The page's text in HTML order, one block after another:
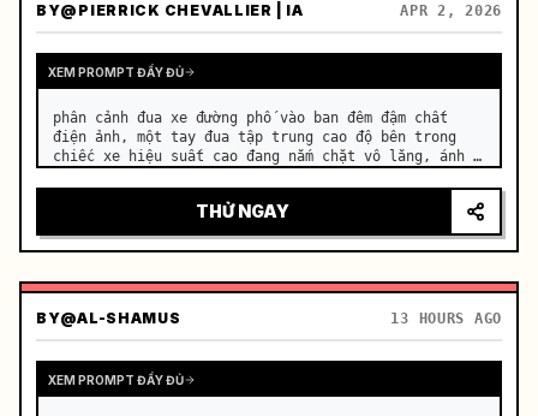
BY@PIERRICK CHEVALLIER | IA APR 2, 2026
XEM PROMPT ĐẦY ĐỦ
phân cảnh đua xe đường phố vào ban đêm đậm chất
điện ảnh, một tay đua tập trung cao độ bên trong
chiếc xe hiệu suất cao đang nắm chặt vô lăng, ánh
trên kính chắn gió, sự căng thẳng dâng trào trước
THỬ NGAY
BY@AL-SHAMUS 13 HOURS AGO
XEM PROMPT ĐẦY ĐỦ